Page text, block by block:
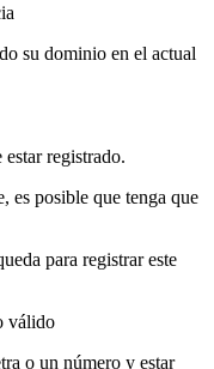
su dominio en el actual
registrado.
es posible que tenga que
para registrar este
válido
o un número y estar